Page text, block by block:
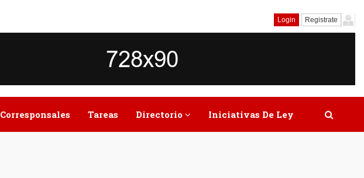
Login Registrate
Corresponsales Tareas Directorio Iniciativas De Ley